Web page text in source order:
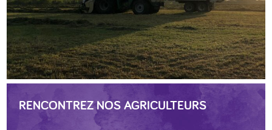
RENCONTREZ NOS AGRICULTEURS